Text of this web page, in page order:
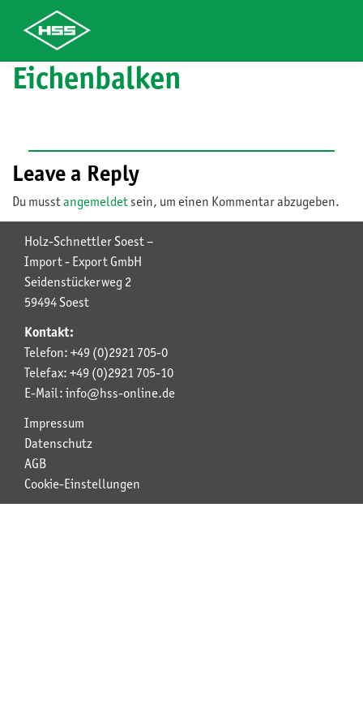
SkipEichenbalken
Leave a Reply
Du musstangemeldetsein, um einen Kommentar abzugeben.
Holz-Schnettler Soest –
Import - Export GmbH
Seidenstückerweg 2
59494 Soest
Kontakt:
Telefon: +49 (0)2921 705-0
Telefax: +49 (0)2921 705-10
E-Mail: info@hss-online.de
Impressum
Datenschutz
AGB
Cookie-Einstellungen